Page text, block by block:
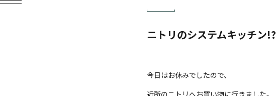
ニトリのシステムキッチン!?
今日はお休みでしたので、